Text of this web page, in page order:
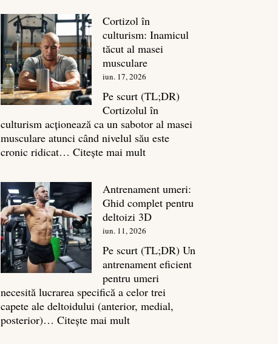
spate:
Top
7
mișcări
pentru
un
spate
masiv
Cortizol în
culturism: Inamicul
tăcut al masei
musculare
iun. 17, 2026
Pe scurt (TL;DR)
Cortizolul în
culturism acționează ca un sabotor al masei
musculare atunci când nivelul său este
cronic ridicat…Citește mai mult:
culturism:
Inamicul
tăcut
al
masei
musculare
Antrenament umeri:
Ghid complet pentru
deltoizi 3D
iun. 11, 2026
Pe scurt (TL;DR) Un
antrenament eficient
pentru umeri
necesită lucrarea specifică a celor trei
capete ale deltoidului (anterior, medial,
posterior)…Citește mai mult: